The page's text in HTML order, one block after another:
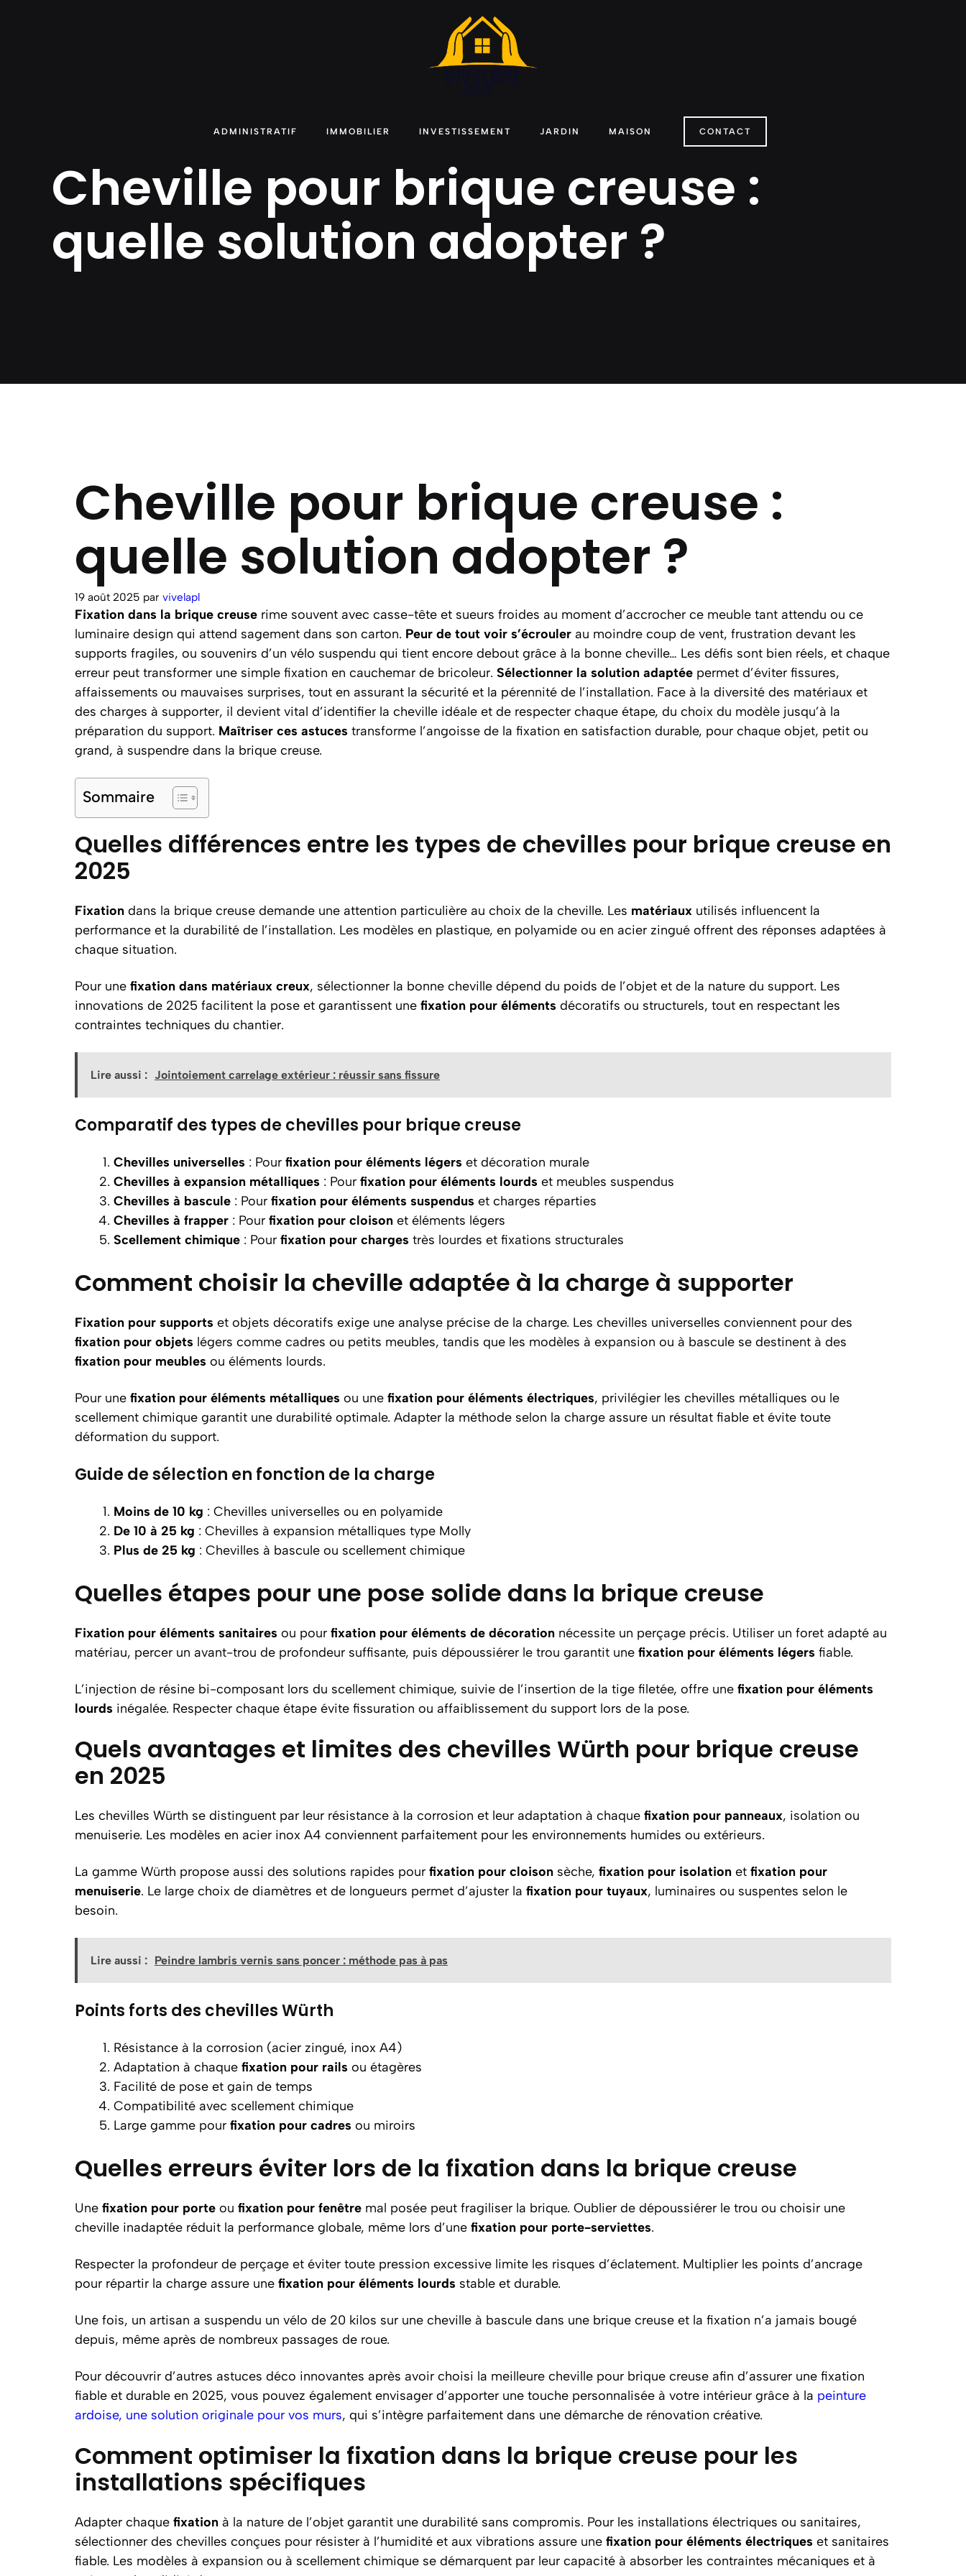
ADMINISTRATIF IMMOBILIER INVESTISSEMENT JARDIN MAISON CONTACT
Cheville pour brique creuse :
quelle solution adopter ?
Cheville pour brique creuse :
quelle solution adopter ?
19 août 2025 par vivelapl
Fixation dans la brique creuse rime souvent avec casse-tête et sueurs froides au moment d’accrocher ce meuble tant attendu ou ce
luminaire design qui attend sagement dans son carton. Peur de tout voir s’écrouler au moindre coup de vent, frustration devant les
supports fragiles, ou souvenirs d’un vélo suspendu qui tient encore debout grâce à la bonne cheville… Les défis sont bien réels, et chaque
erreur peut transformer une simple fixation en cauchemar de bricoleur. Sélectionner la solution adaptée permet d’éviter fissures,
affaissements ou mauvaises surprises, tout en assurant la sécurité et la pérennité de l’installation. Face à la diversité des matériaux et
des charges à supporter, il devient vital d’identifier la cheville idéale et de respecter chaque étape, du choix du modèle jusqu’à la
préparation du support. Maîtriser ces astuces transforme l’angoisse de la fixation en satisfaction durable, pour chaque objet, petit ou
grand, à suspendre dans la brique creuse.
Sommaire
Quelles différences entre les types de chevilles pour brique creuse en
2025
Fixation dans la brique creuse demande une attention particulière au choix de la cheville. Les matériaux utilisés influencent la
performance et la durabilité de l’installation. Les modèles en plastique, en polyamide ou en acier zingué offrent des réponses adaptées à
chaque situation.
Pour une fixation dans matériaux creux, sélectionner la bonne cheville dépend du poids de l’objet et de la nature du support. Les
innovations de 2025 facilitent la pose et garantissent une fixation pour éléments décoratifs ou structurels, tout en respectant les
contraintes techniques du chantier.
Lire aussi : Jointoiement carrelage extérieur : réussir sans fissure
Comparatif des types de chevilles pour brique creuse
Chevilles universelles : Pour fixation pour éléments légers et décoration murale
Chevilles à expansion métalliques : Pour fixation pour éléments lourds et meubles suspendus
Chevilles à bascule : Pour fixation pour éléments suspendus et charges réparties
Chevilles à frapper : Pour fixation pour cloison et éléments légers
Scellement chimique : Pour fixation pour charges très lourdes et fixations structurales
Comment choisir la cheville adaptée à la charge à supporter
Fixation pour supports et objets décoratifs exige une analyse précise de la charge. Les chevilles universelles conviennent pour des
fixation pour objets légers comme cadres ou petits meubles, tandis que les modèles à expansion ou à bascule se destinent à des
fixation pour meubles ou éléments lourds.
Pour une fixation pour éléments métalliques ou une fixation pour éléments électriques, privilégier les chevilles métalliques ou le
scellement chimique garantit une durabilité optimale. Adapter la méthode selon la charge assure un résultat fiable et évite toute
déformation du support.
Guide de sélection en fonction de la charge
Moins de 10 kg : Chevilles universelles ou en polyamide
De 10 à 25 kg : Chevilles à expansion métalliques type Molly
Plus de 25 kg : Chevilles à bascule ou scellement chimique
Quelles étapes pour une pose solide dans la brique creuse
Fixation pour éléments sanitaires ou pour fixation pour éléments de décoration nécessite un perçage précis. Utiliser un foret adapté au
matériau, percer un avant-trou de profondeur suffisante, puis dépoussiérer le trou garantit une fixation pour éléments légers fiable.
L’injection de résine bi-composant lors du scellement chimique, suivie de l’insertion de la tige filetée, offre une fixation pour éléments
lourds inégalée. Respecter chaque étape évite fissuration ou affaiblissement du support lors de la pose.
Quels avantages et limites des chevilles Würth pour brique creuse
en 2025
Les chevilles Würth se distinguent par leur résistance à la corrosion et leur adaptation à chaque fixation pour panneaux, isolation ou
menuiserie. Les modèles en acier inox A4 conviennent parfaitement pour les environnements humides ou extérieurs.
La gamme Würth propose aussi des solutions rapides pour fixation pour cloison sèche, fixation pour isolation et fixation pour
menuiserie. Le large choix de diamètres et de longueurs permet d’ajuster la fixation pour tuyaux, luminaires ou suspentes selon le
besoin.
Lire aussi : Peindre lambris vernis sans poncer : méthode pas à pas
Points forts des chevilles Würth
Résistance à la corrosion (acier zingué, inox A4)
Adaptation à chaque fixation pour rails ou étagères
Facilité de pose et gain de temps
Compatibilité avec scellement chimique
Large gamme pour fixation pour cadres ou miroirs
Quelles erreurs éviter lors de la fixation dans la brique creuse
Une fixation pour porte ou fixation pour fenêtre mal posée peut fragiliser la brique. Oublier de dépoussiérer le trou ou choisir une
cheville inadaptée réduit la performance globale, même lors d’une fixation pour porte-serviettes.
Respecter la profondeur de perçage et éviter toute pression excessive limite les risques d’éclatement. Multiplier les points d’ancrage
pour répartir la charge assure une fixation pour éléments lourds stable et durable.
Une fois, un artisan a suspendu un vélo de 20 kilos sur une cheville à bascule dans une brique creuse et la fixation n’a jamais bougé
depuis, même après de nombreux passages de roue.
Pour découvrir d’autres astuces déco innovantes après avoir choisi la meilleure cheville pour brique creuse afin d’assurer une fixation
fiable et durable en 2025, vous pouvez également envisager d’apporter une touche personnalisée à votre intérieur grâce à la peinture
ardoise, une solution originale pour vos murs, qui s’intègre parfaitement dans une démarche de rénovation créative.
Comment optimiser la fixation dans la brique creuse pour les
installations spécifiques
Adapter chaque fixation à la nature de l’objet garantit une durabilité sans compromis. Pour les installations électriques ou sanitaires,
sélectionner des chevilles conçues pour résister à l’humidité et aux vibrations assure une fixation pour éléments électriques et sanitaires
fiable. Les modèles à expansion ou à scellement chimique se démarquent par leur capacité à absorber les contraintes mécaniques et à